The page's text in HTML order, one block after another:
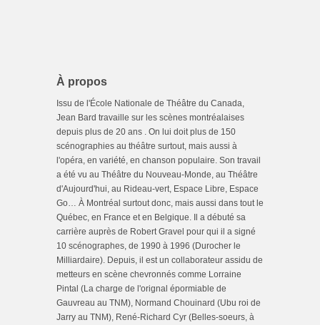
À propos
Issu de l'École Nationale de Théâtre du Canada,
Jean Bard travaille sur les scènes montréalaises
depuis plus de 20 ans . On lui doit plus de 150
scénographies au théâtre surtout, mais aussi à
l'opéra, en variété, en chanson populaire. Son travail
a été vu au Théâtre du Nouveau-Monde, au Théâtre
d'Aujourd'hui, au Rideau-vert, Espace Libre, Espace
Go… À Montréal surtout donc, mais aussi dans tout le
Québec, en France et en Belgique. Il a débuté sa
carrière auprès de Robert Gravel pour qui il a signé
10 scénographes, de 1990 à 1996 (Durocher le
Milliardaire). Depuis, il est un collaborateur assidu de
metteurs en scène chevronnés comme Lorraine
Pintal (La charge de l'orignal épormiable de
Gauvreau au TNM), Normand Chouinard (Ubu roi de
Jarry au TNM), René-Richard Cyr (Belles-soeurs, à